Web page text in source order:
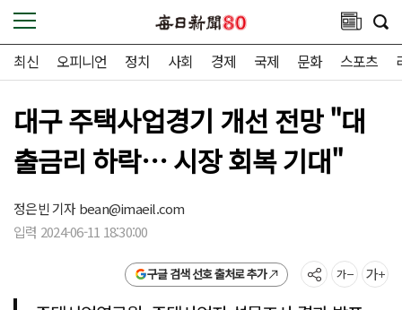
최신 오피니언 정치 사회 경제 국제 문화 스포츠
대구 주택사업경기 개선 전망 "대
출금리 하락… 시장 회복 기대"
정은빈 기자bean@imaeil.com
입력 2024-06-11 18:30:00
구글 검색 선호 출처로 추가